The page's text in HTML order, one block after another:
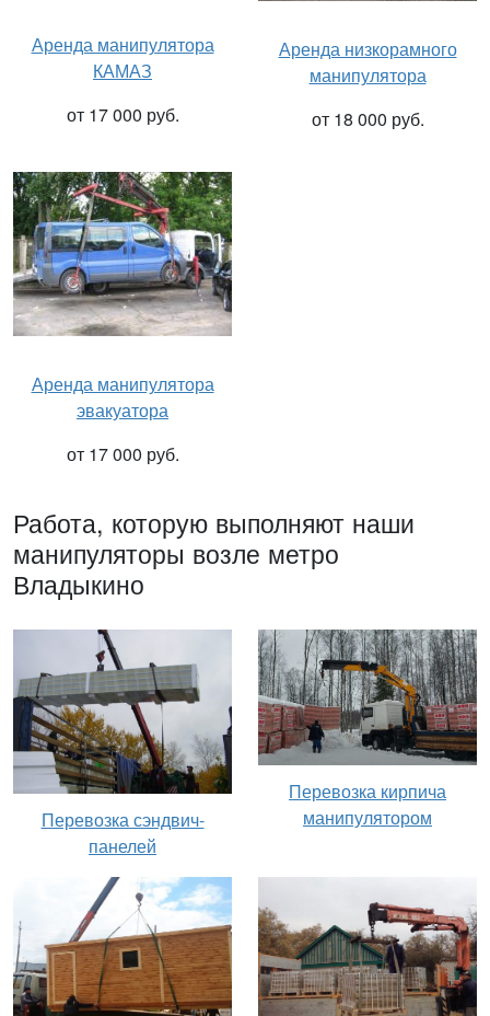
Аренда манипулятора
КАМАЗ
от 17 000 руб.
Аренда низкорамного
манипулятора
от 18 000 руб.
Аренда манипулятора
эвакуатора
от 17 000 руб.
Работа, которую выполняют наши
манипуляторы возле метро
Владыкино
Перевозка сэндвич-
панелей
Перевозка кирпича
манипулятором